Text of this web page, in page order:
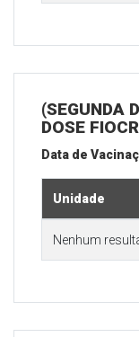
(SEGUNDA
DOSE
Data de
Unidade
Nenhum